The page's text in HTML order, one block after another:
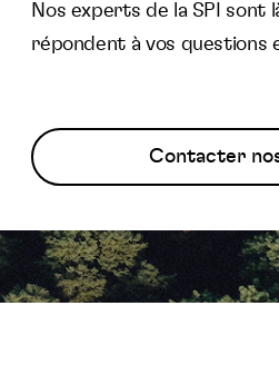
Nos experts de la SPI sont
répondent à vos questions
Contacter